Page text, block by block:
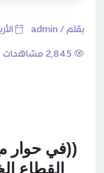
بقلم / admin الأربعاء 21 صفر
((في حوار
القطاع